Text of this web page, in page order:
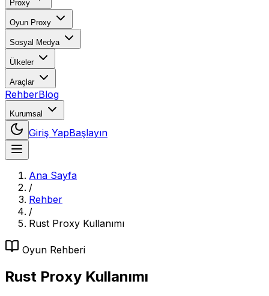
Proxy
Oyun Proxy
Sosyal Medya
Ülkeler
Araçlar
RehberBlog
Kurumsal
Giriş YapBaşlayın
Ana Sayfa
/
Rehber
/
Rust Proxy Kullanımı
Oyun Rehberi
Rust Proxy Kullanımı